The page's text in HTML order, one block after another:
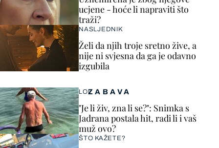
ZABAVA
LOL
"Je li živ, zna li se?": Snimka s
Jadrana postala hit, radi li i vaš
muž ovo?
ŠTO KAŽETE?
ucjene - hoće li napraviti što
traži?
NASLJEDNIK
Želi da njih troje sretno žive, a
nije ni svjesna da ga je odavno
izgubila